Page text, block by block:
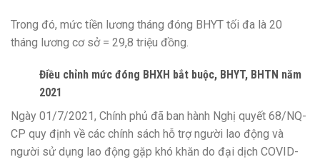
Trong đó, mức tiền lương tháng đóng BHYT tối đa là 20
tháng lương cơ sở = 29,8 triệu đồng.
Điều chỉnh mức đóng BHXH bắt buộc, BHYT, BHTN năm
2021
Ngày 01/7/2021, Chính phủ đã ban hành Nghị quyết 68/NQ-
CP quy định về các chính sách hỗ trợ người lao động và
người sử dụng lao động gặp khó khăn do đại dịch COVID-